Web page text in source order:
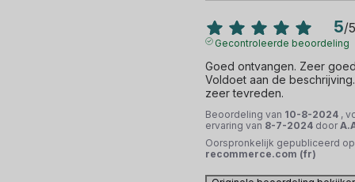
5/5
Gecontroleerde beoordeling
Goed ontvangen. Zeer
Voldoet aan de
zeer tevreden.
Beoordeling van 10-8-2024 ,
ervaring van 8-7-2024 door
Oorspronkelijk gepubliceerd op
recommerce.com (fr)